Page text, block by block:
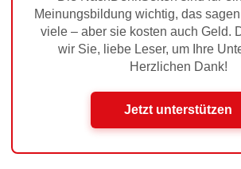
Meinungsbildung wichtig, das
viele – aber sie kosten auch Geld.
wir Sie, liebe Leser, um Ihre
Herzlichen Dank!
Jetzt unterstützen